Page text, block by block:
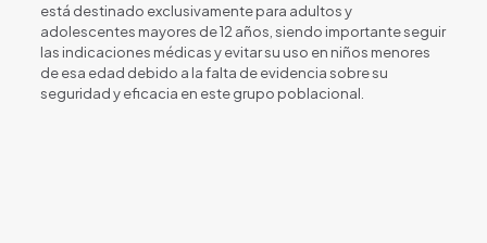
está destinado exclusivamente para adultos y
adolescentes mayores de 12 años, siendo importante seguir
las indicaciones médicas y evitar su uso en niños menores
de esa edad debido a la falta de evidencia sobre su
seguridad y eficacia en este grupo poblacional.